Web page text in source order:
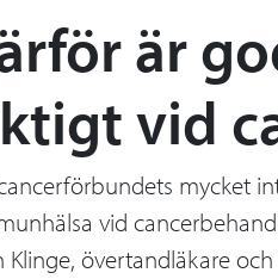
är
vid
mycket
vid
Klinge, övertandläkare